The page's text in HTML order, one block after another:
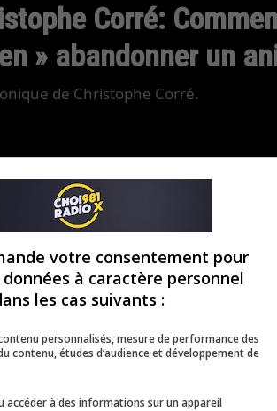
Corré:
» abandonner un
de Christophe Corré.
votre consentement pour
à caractère personnel
les cas suivants :
personnalisés, mesure de performance des
contenu, études d’audience et développement de
accéder à des informations sur un appareil